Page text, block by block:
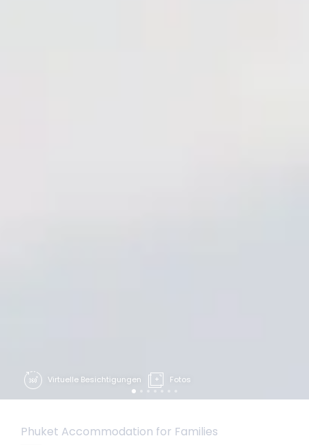
Phuket Accommodation for Families
Virtuelle Besichtigungen Fotos